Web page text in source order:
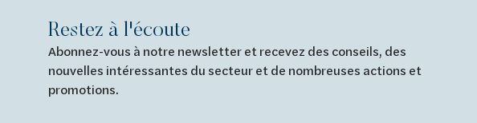
Restez à l'écoute
Abonnez-vous à notre newsletter et recevez des conseils, des
nouvelles intéressantes du secteur et de nombreuses actions et
promotions.